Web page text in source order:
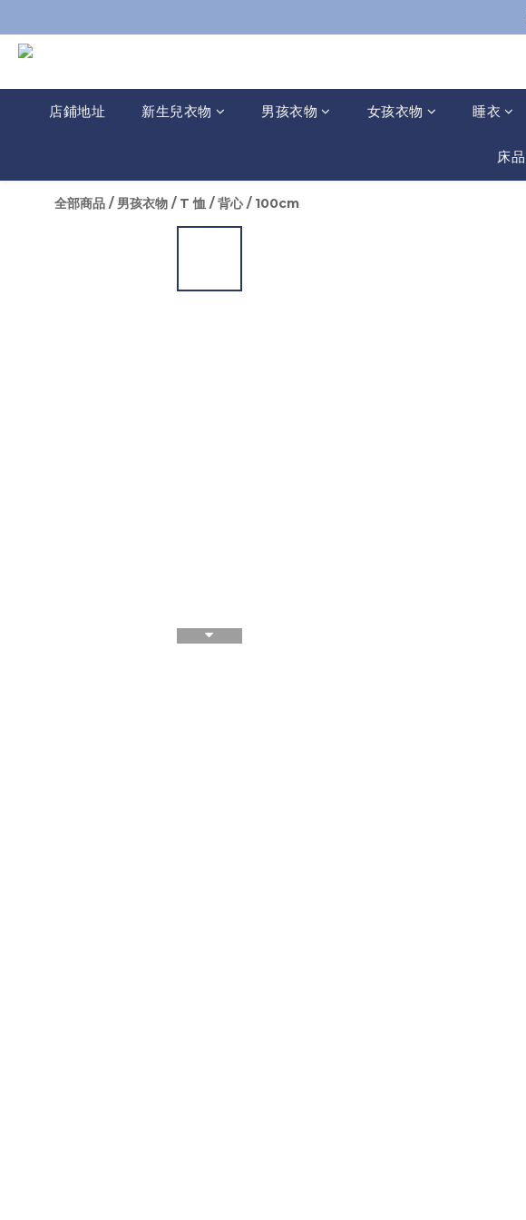
店鋪地址 新生兒衣物 男孩衣物 女孩衣物 睡衣
床品
全部商品 / 男孩衣物 / T 恤 / 背心/ 100cm